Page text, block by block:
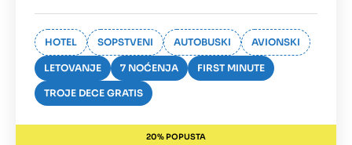
HOTEL SOPSTVENI AUTOBUSKI AVIONSKI
LETOVANJE 7 NOĆENJA FIRST MINUTE
TROJE DECE GRATIS
20% POPUSTA